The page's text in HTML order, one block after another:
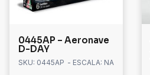
0445AP – Aeronave
D-DAY
SKU: 0445AP - ESCALA: NA